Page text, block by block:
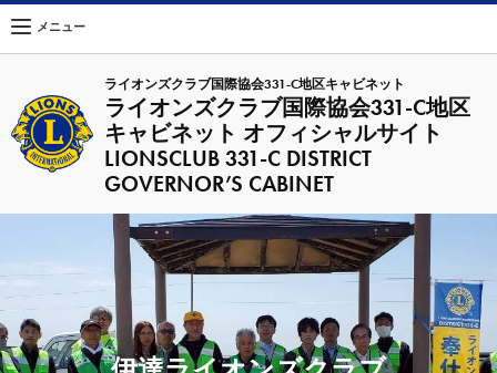
ライオンズクラブ国際協会331-C地区キャビネット
ライオンズクラブ国際協会331-C地区
キャビネット オフィシャルサイト
LIONSCLUB 331-C DISTRICT
GOVERNOR’S CABINET
メニュー